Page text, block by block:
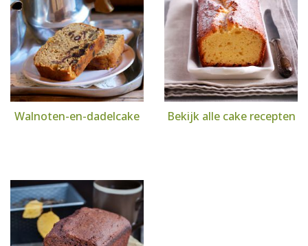
Walnoten-en-dadelcake Bekijk alle cake recepten